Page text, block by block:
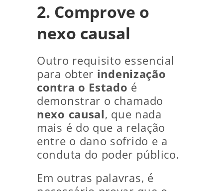
2. Comprove o
nexo causal
Outro requisito essencial
para obter indenização
contra o Estado é
demonstrar o chamado
nexo causal, que nada
mais é do que a relação
entre o dano sofrido e a
conduta do poder público.
Em outras palavras, é